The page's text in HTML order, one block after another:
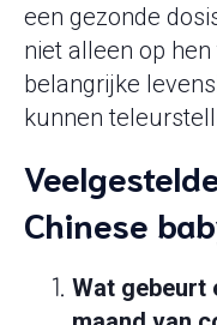
een gezonde
niet alleen op
belangrijke
kunnen
Chinese
Wat gebeurt